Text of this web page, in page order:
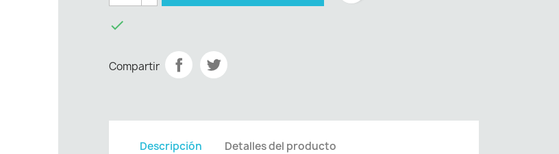

Compartir
Descripción Detalles del producto